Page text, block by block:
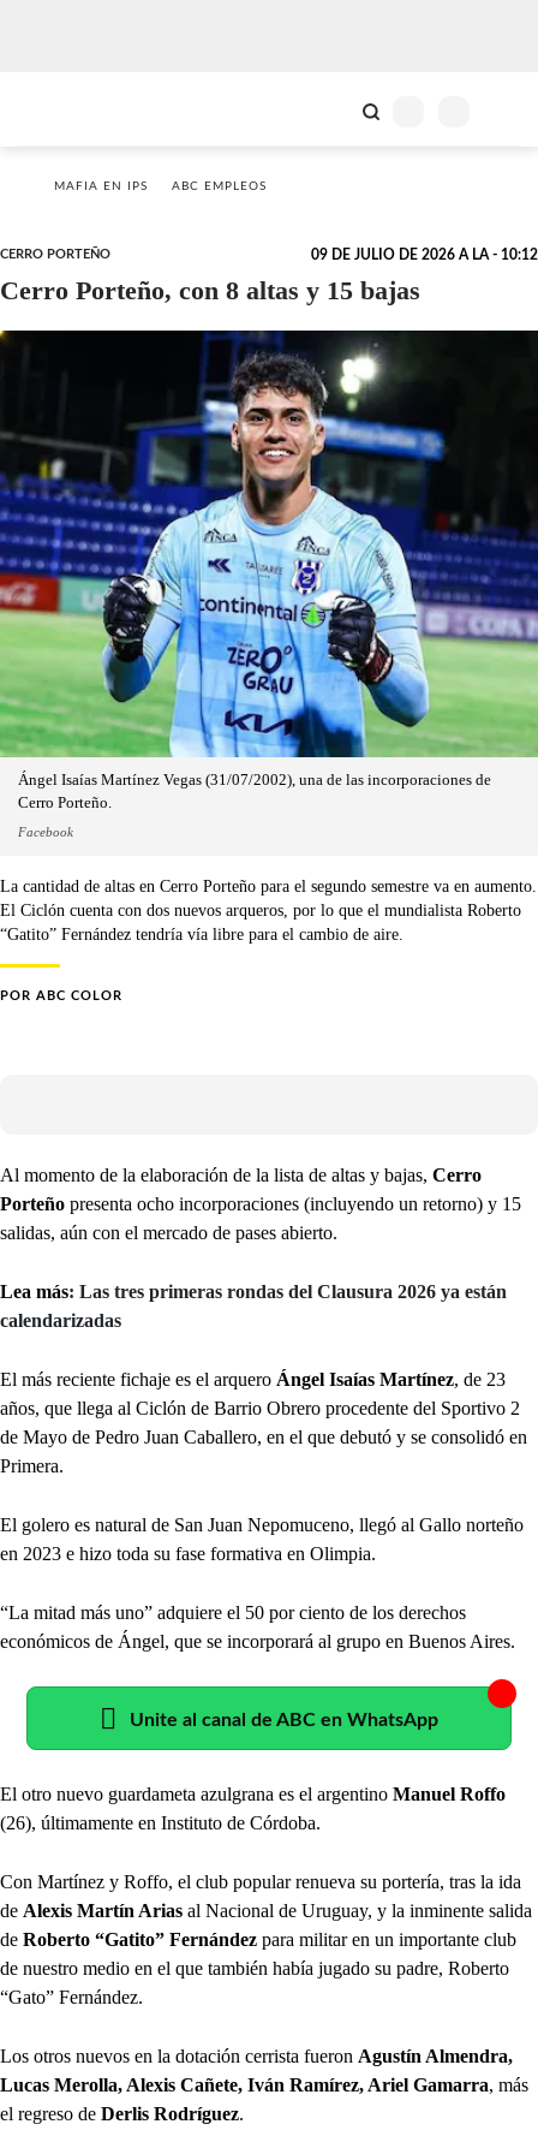
MAFIA EN IPS ABC EMPLEOS
CERRO PORTEÑO 09 DE JULIO DE 2026 A LA - 10:12
Cerro Porteño, con 8 altas y 15 bajas
Ángel Isaías Martínez Vegas (31/07/2002), una de las incorporaciones de
Cerro Porteño.
Facebook
La cantidad de altas en Cerro Porteño para el segundo semestre va en aumento.
El Ciclón cuenta con dos nuevos arqueros, por lo que el mundialista Roberto
“Gatito” Fernández tendría vía libre para el cambio de aire.
POR ABC COLOR
Al momento de la elaboración de la lista de altas y bajas, Cerro
Porteño presenta ocho incorporaciones (incluyendo un retorno) y 15
salidas, aún con el mercado de pases abierto.
Lea más: Las tres primeras rondas del Clausura 2026 ya están
calendarizadas
El más reciente fichaje es el arquero Ángel Isaías Martínez, de 23
años, que llega al Ciclón de Barrio Obrero procedente del Sportivo 2
de Mayo de Pedro Juan Caballero, en el que debutó y se consolidó en
Primera.
El golero es natural de San Juan Nepomuceno, llegó al Gallo norteño
en 2023 e hizo toda su fase formativa en Olimpia.
“La mitad más uno” adquiere el 50 por ciento de los derechos
económicos de Ángel, que se incorporará al grupo en Buenos Aires.
Unite al canal de ABC en WhatsApp
El otro nuevo guardameta azulgrana es el argentino Manuel Roffo
(26), últimamente en Instituto de Córdoba.
Con Martínez y Roffo, el club popular renueva su portería, tras la ida
de Alexis Martín Arias al Nacional de Uruguay, y la inminente salida
de Roberto “Gatito” Fernández para militar en un importante club
de nuestro medio en el que también había jugado su padre, Roberto
“Gato” Fernández.
Los otros nuevos en la dotación cerrista fueron Agustín Almendra,
Lucas Merolla, Alexis Cañete, Iván Ramírez, Ariel Gamarra, más
el regreso de Derlis Rodríguez.